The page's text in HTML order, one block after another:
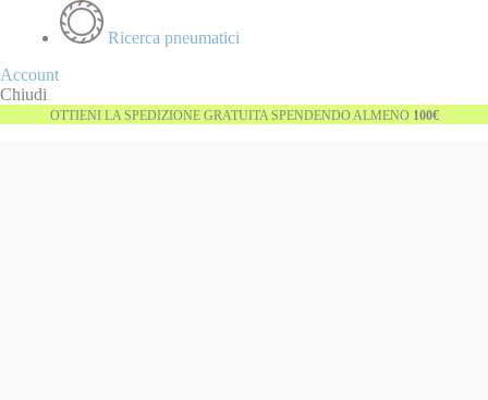
Ricerca pneumatici
Account
Chiudi
OTTIENI LA SPEDIZIONE GRATUITA SPENDENDO ALMENO 100€